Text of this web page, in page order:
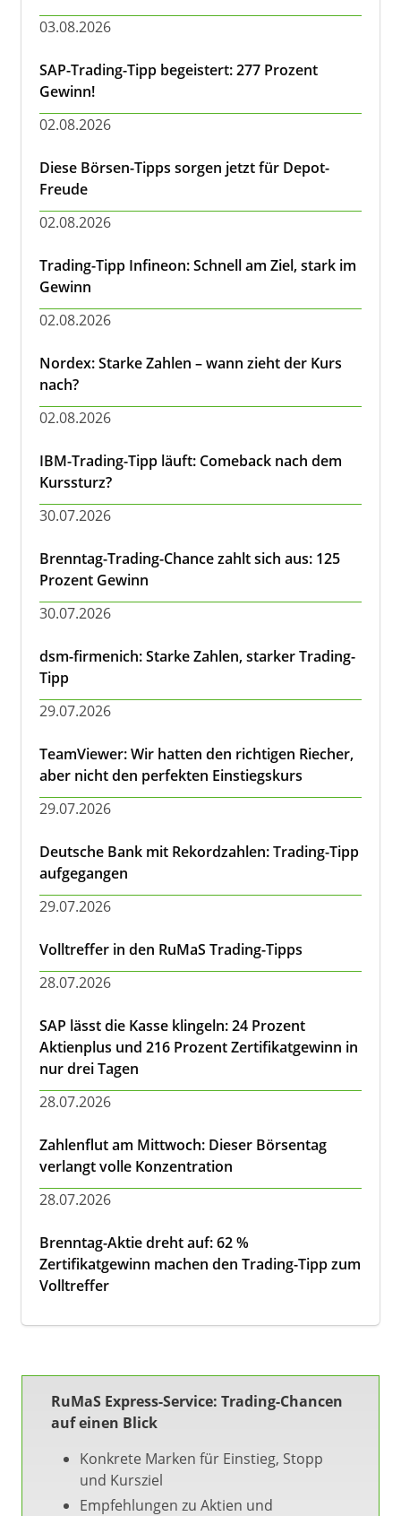
03.08.2026
SAP-Trading-Tipp begeistert: 277 Prozent
Gewinn!
02.08.2026
Diese Börsen-Tipps sorgen jetzt für Depot-
Freude
02.08.2026
Trading-Tipp Infineon: Schnell am Ziel, stark im
Gewinn
02.08.2026
Nordex: Starke Zahlen – wann zieht der Kurs
nach?
02.08.2026
IBM-Trading-Tipp läuft: Comeback nach dem
Kurssturz?
30.07.2026
Brenntag-Trading-Chance zahlt sich aus: 125
Prozent Gewinn
30.07.2026
dsm-firmenich: Starke Zahlen, starker Trading-
Tipp
29.07.2026
TeamViewer: Wir hatten den richtigen Riecher,
aber nicht den perfekten Einstiegskurs
29.07.2026
Deutsche Bank mit Rekordzahlen: Trading-Tipp
aufgegangen
29.07.2026
Volltreffer in den RuMaS Trading-Tipps
28.07.2026
SAP lässt die Kasse klingeln: 24 Prozent
Aktienplus und 216 Prozent Zertifikatgewinn in
nur drei Tagen
28.07.2026
Zahlenflut am Mittwoch: Dieser Börsentag
verlangt volle Konzentration
28.07.2026
Brenntag-Aktie dreht auf: 62 %
Zertifikatgewinn machen den Trading-Tipp zum
Volltreffer
RuMaS Express-Service: Trading-Chancen
auf einen Blick
Konkrete Marken für Einstieg, Stopp
und Kursziel
Empfehlungen zu Aktien und